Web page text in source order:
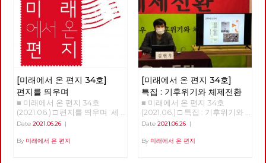
가자 10여 명이 모였다. 당 조직
에서 준비한 프로그램이었지만
참가자의 3분의 1은 문화예술위
원회 회원은물론 당원도 아닌 시
민이었다. 경계사진은 이후 2주
마다 서울둘레길 157km를 중심
으로 서울 경계의 숲과 마을을
함께 걸으며 사진으로 기록하기
시작한다. 그리고 수락산, 불암
산, 망우산, 아차산, 고덕산, 일자
산, 대모산, 구릉산, 우면산, 관악
산, 안양천, 봉산, 앵봉산, 북한산
을 거쳐 마침내 2021년 6월 20
일 출발지이자 종착지인 도봉산
이어진 그 길과 사람의 기록을
람을 만나다 ■ 편집위원 : 김석
정, 나도원, 안보영, 이용규, 적
야, 현린
[미래에서 온 편지 34호]
편지를 띄우며
■ 미래에서 온 편지 34호
(2021.06.) □ 편지를 띄우며 세
상을 바꾸기 위해서는 물론이고
도 중요한 정치적 시간이 지나고
Date 2021.06.26 |
By 미래에서 온 편지
[미래에서 온 편지 34호]
특집 : 기후위기와 체제전환
■ 미래에서 온 편지 34호
(2021.06.) □ 특집 : 기후위기와
체제전환 기후위기와 체제전환
핑포인트 '1.5도 티핑포인트'라
Date 2021.06.26|
By 미래에서 온 편지